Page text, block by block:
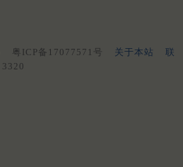
粤ICP备17077571号 关于本站
联